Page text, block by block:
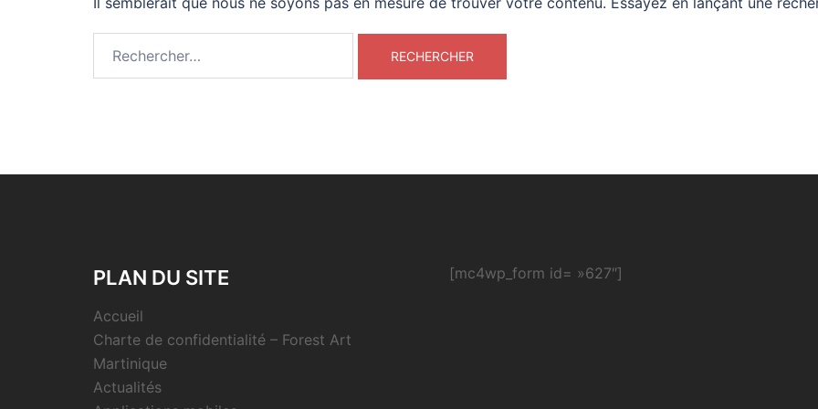
PLAN DU SITE
Accueil
Charte de confidentialité – Forest Art
Martinique
Actualités
[mc4wp_form id= »627″]